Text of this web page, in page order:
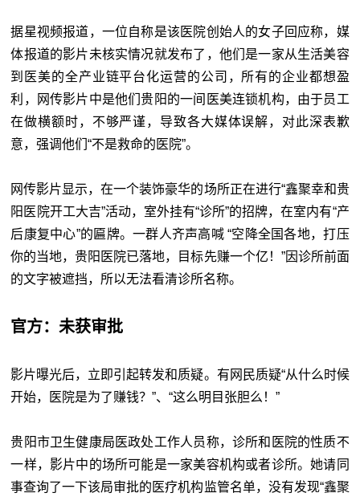
据星视频报道，一位自称是该医院创始人的女子回应称，媒
体报道的影片未核实情况就发布了，他们是一家从生活美容
到医美的全产业链平台化运营的公司，所有的企业都想盈
利，网传影片中是他们贵阳的一间医美连锁机构，由于员工
在做横额时，不够严谨，导致各大媒体误解，对此深表歉
意，强调他们“不是救命的医院”。
网传影片显示，在一个装饰豪华的场所正在进行“鑫聚幸和贵
阳医院开工大吉”活动，室外挂有“诊所”的招牌，在室内有“产
后康复中心”的匾牌。一群人齐声高喊 “空降全国各地，打压
你的当地，贵阳医院已落地，目标先赚一个亿！”因诊所前面
的文字被遮挡，所以无法看清诊所名称。
官方：未获审批
影片曝光后，立即引起转发和质疑。有网民质疑“从什么时候
开始，医院是为了赚钱？”、“这么明目张胆么！”
贵阳市卫生健康局医政处工作人员称，诊所和医院的性质不
一样，影片中的场所可能是一家美容机构或者诊所。她请同
事查询了一下该局审批的医疗机构监管名单，没有发现“鑫聚